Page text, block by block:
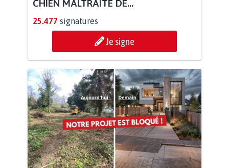
CHIEN MALTRAITÉ DE...
25.477 signatures
Je signe